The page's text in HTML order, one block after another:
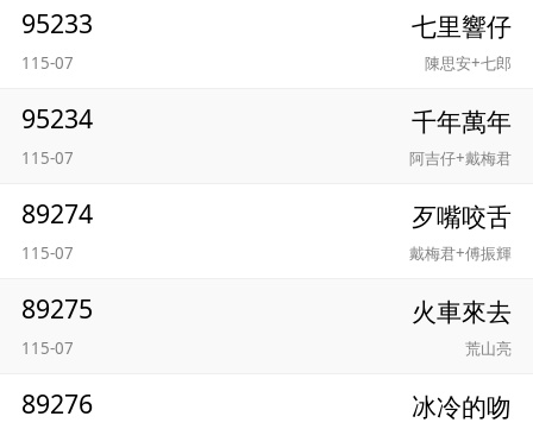
95233 七里響仔
115-07 陳思安+七郎
95234 千年萬年
115-07 阿吉仔+戴梅君
89274 歹嘴咬舌
115-07 戴梅君+傅振輝
89275 火車來去
115-07 荒山亮
89276 冰冷的吻